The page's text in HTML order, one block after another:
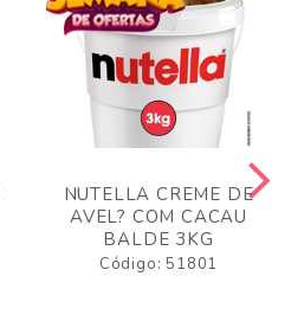
NUTELLA CREME DE
AVEL? COM CACAU
BALDE 3KG
Código: 51801